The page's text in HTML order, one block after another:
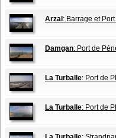
Arzal : Barrage et
Damgan: Port de
La Turballe: Port de
La Turballe: Port de